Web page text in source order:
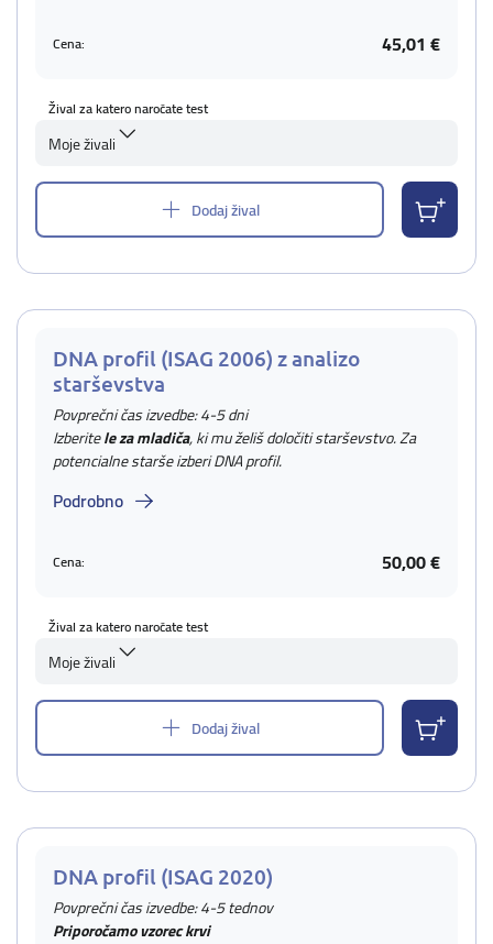
Cena: 45,01 €
Žival za katero naročate test
Moje živali
Dodaj žival
DNA profil (ISAG 2006) z analizo
starševstva
Povprečni čas izvedbe: 4-5 dni
Izberitele za mladiča, ki mu želiš določiti starševstvo. Za
potencialne starše izberi DNA profil.
Podrobno
Cena: 50,00 €
Žival za katero naročate test
Moje živali
Dodaj žival
DNA profil (ISAG 2020)
Povprečni čas izvedbe: 4-5 tednov
Priporočamo vzorec krvi